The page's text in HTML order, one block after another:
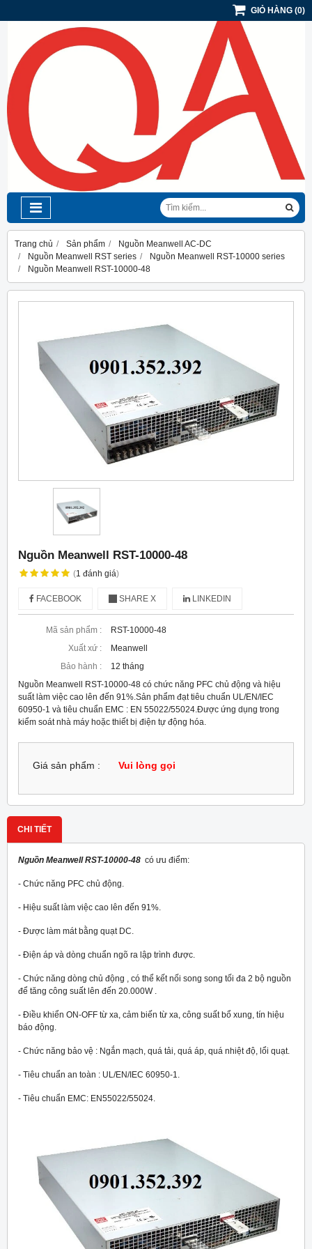
GIỎ HÀNG (0)
Trang chủ Sản phẩm
Nguồn Meanwell AC-DC
Nguồn Meanwell RST series
Nguồn Meanwell RST-10000 series
Nguồn Meanwell RST-10000-48
Nguồn Meanwell RST-10000-48
(1 đánh giá)
FACEBOOK SHARE X LINKEDIN
Mã sản phẩm :
RST-10000-48
Xuất xứ :
Meanwell
Bảo hành :
12 tháng
Nguồn Meanwell RST-10000-48 có chức năng PFC chủ động và hiệu
suất làm việc cao lên đến 91%.Sản phẩm đạt tiêu chuẩn UL/EN/IEC
60950-1 và tiêu chuẩn EMC : EN 55022/55024.Được ứng dụng trong
kiểm soát nhà máy hoặc thiết bị điện tự động hóa.
Giá sản phẩm : Vui lòng gọi
CHI TIẾT
Nguồn Meanwell RST-10000-48 có ưu điểm:
- Chức năng PFC chủ động.
- Hiệu suất làm việc cao lên đến 91%.
- Được làm mát bằng quạt DC.
- Điện áp và dòng chuẩn ngõ ra lập trình được.
- Chức năng dòng chủ động , có thể kết nối song song tối đa 2 bộ nguồn
để tăng công suất lên đến 20.000W .
- Điều khiển ON-OFF từ xa, cảm biến từ xa, công suất bổ xung, tín hiệu
báo động.
- Chức năng bảo vệ : Ngắn mạch, quá tải, quá áp, quá nhiệt độ, lổi quạt.
- Tiêu chuẩn an toàn : UL/EN/IEC 60950-1.
- Tiêu chuẩn EMC: EN55022/55024.